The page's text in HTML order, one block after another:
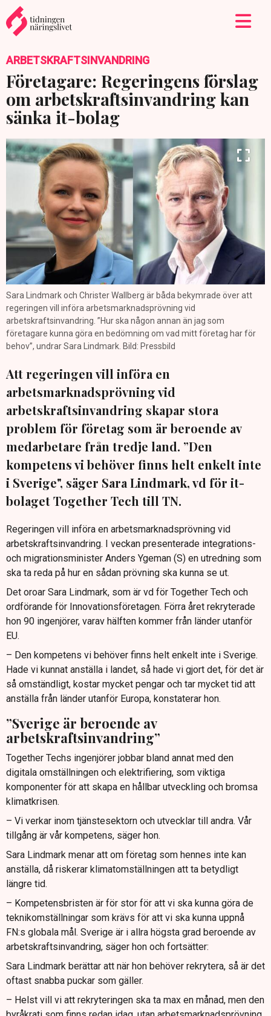
ARBETSKRAFTSINVANDRING
Företagare: Regeringens förslag
om arbetskraftsinvandring kan
sänka it-bolag
Sara Lindmark och Christer Wallberg är båda bekymrade över att
regeringen vill införa arbetsmarknadsprövning vid
arbetskraftsinvandring. ”Hur ska någon annan än jag som
företagare kunna göra en bedömning om vad mitt företag har för
behov”, undrar Sara Lindmark. Bild: Pressbild
Att regeringen vill införa en
arbetsmarknadsprövning vid
arbetskraftsinvandring skapar stora
problem för företag som är beroende av
medarbetare från tredje land. ”Den
kompetens vi behöver finns helt enkelt inte
i Sverige", säger Sara Lindmark, vd för it-
bolaget Together Tech till TN.
Regeringen vill införa en arbetsmarknadsprövning vid
arbetskraftsinvandring. I veckan presenterade integrations-
och migrationsminister Anders Ygeman (S) en utredning som
ska ta reda på hur en sådan prövning ska kunna se ut.
Det oroar Sara Lindmark, som är vd för Together Tech och
ordförande för Innovationsföretagen. Förra året rekryterade
hon 90 ingenjörer, varav hälften kommer från länder utanför
EU.
– Den kompetens vi behöver finns helt enkelt inte i Sverige.
Hade vi kunnat anställa i landet, så hade vi gjort det, för det är
så omständligt, kostar mycket pengar och tar mycket tid att
anställa från länder utanför Europa, konstaterar hon.
”Sverige är beroende av
arbetskraftsinvandring”
Together Techs ingenjörer jobbar bland annat med den
digitala omställningen och elektrifiering, som viktiga
komponenter för att skapa en hållbar utveckling och bromsa
klimatkrisen.
– Vi verkar inom tjänstesektorn och utvecklar till andra. Vår
tillgång är vår kompetens, säger hon.
Sara Lindmark menar att om företag som hennes inte kan
anställa, då riskerar klimatomställningen att ta betydligt
längre tid.
– Kompetensbristen är för stor för att vi ska kunna göra de
teknikomställningar som krävs för att vi ska kunna uppnå
FN:s globala mål. Sverige är i allra högsta grad beroende av
arbetskraftsinvandring, säger hon och fortsätter:
Sara Lindmark berättar att när hon behöver rekrytera, så är det
oftast snabba puckar som gäller.
– Helst vill vi att rekryteringen ska ta max en månad, men den